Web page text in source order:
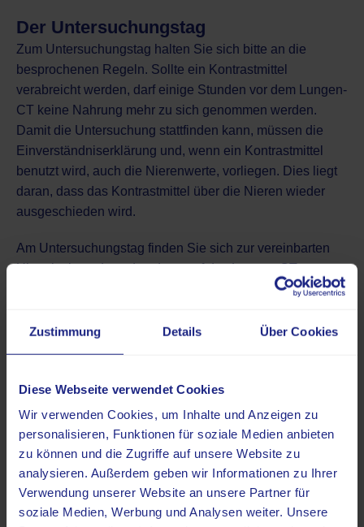
Zustimmung Details Über Cookies
Diese Webseite verwendet Cookies
Wir verwenden Cookies, um Inhalte und Anzeigen zu
personalisieren, Funktionen für soziale Medien anbieten
zu können und die Zugriffe auf unsere Website zu
analysieren. Außerdem geben wir Informationen zu Ihrer
Verwendung unserer Website an unsere Partner für
soziale Medien, Werbung und Analysen weiter. Unsere
Der Untersuchungstag
Zum Untersuchungstag halten Sie sich bitte an die
besprochenen Regeln. Sollte ein Kontrastmittel
verabreicht werden, darf einige Stunden vor dem Lungen-
CT keine Nahrung mehr zu sich genommen werden.
Damit die Untersuchung stattfinden kann, müssen die
Einverständniserklärung und, wenn ein Kontrastmittel
benutzt wird, auch die Nierenwerte, vorliegen. Dies liegt
daran, dass das Kontrastmittel über die Nieren wieder
ausgeschieden wird.
Am Untersuchungstag finden Sie sich zur vereinbarten
Uhrzeit ein und werden dann auf das Lungen-CT
vorbereitet. Dazu gehört der intravenöse Zugang für die
unbedingt vermeiden sollten, ist Kleidung mit
Metallgegenständen oder Schmuck im Thoraxbereich zu
gestört. Generell ist es wichtig, dass
und Metallgegenstände vor der MRT-Untersuchung
entfernt werden . Planen Sie für die Vorbereitung ein
Zeitfenster von 30 Minuten bis zu einer Stunde ein.
Durchführungszeit des CT-Scans